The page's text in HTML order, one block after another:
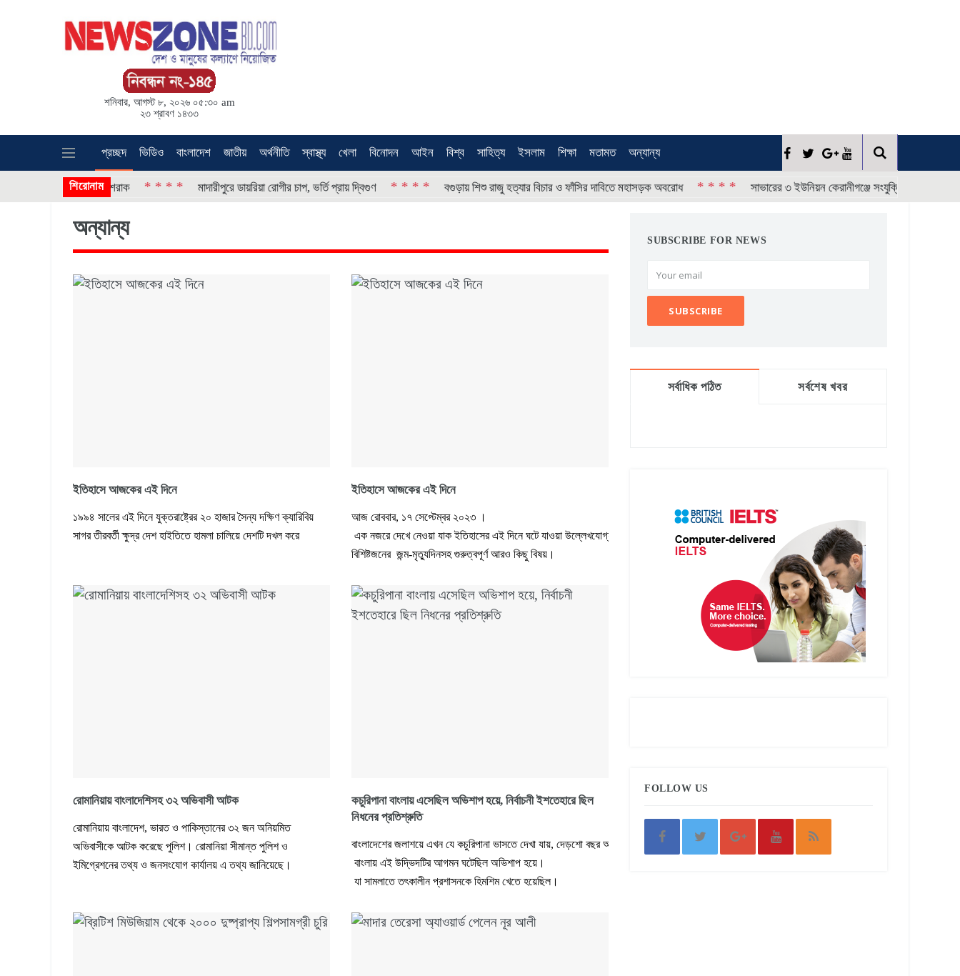
শনিবার, আগস্ট ৮, ২০২৬ ০৫:৩০ am
২৩ শ্রাবণ ১৪৩৩
প্রচ্ছদ ভিডিও বাংলাদেশ জাতীয় অর্থনীতি স্বাস্থ্য খেলা বিনোদন আইন বিশ্ব সাহিত্য ইসলাম শিক্ষা মতামত অন্যান্য
শিরোনাম
ইশরাক * * * * মাদারীপুরে ডায়রিয়া রোগীর চাপ, ভর্তি প্রায় দ্বিগুণ * * * * বগুড়ায় শিশু রাজু হত্যার বিচার ও ফাঁসির দাবিতে মহাসড়ক অবরোধ * * * * সাভারের ৩ ইউনিয়ন কেরানীগঞ্জে সংযুক্তির প্রতিবাদে বিক্ষোভ
অন্যান্য
ইতিহাসে আজকের এই দিনে
১৯৯৪ সালের এই দিনে যুক্তরাষ্ট্রের ২০ হাজার সৈন্য দক্ষিণ ক্যারিবিয়
সাগর তীরবর্তী ক্ষুদ্র দেশ হাইতিতে হামলা চালিয়ে দেশটি দখল করে
ইতিহাসে আজকের এই দিনে
আজ রোববার, ১৭ সেপ্টেম্বর ২০২৩ ।
এক নজরে দেখে নেওয়া যাক ইতিহাসের এই দিনে ঘটে যাওয়া উল্লেখযোগ্য ঘটনা,
বিশিষ্টজনের জন্ম-মৃত্যুদিনসহ গুরুত্বপূর্ণ আরও কিছু বিষয়।
রোমানিয়ায় বাংলাদেশিসহ ৩২ অভিবাসী আটক
রোমানিয়ায় বাংলাদেশ, ভারত ও পাকিস্তানের ৩২ জন অনিয়মিত
অভিবাসীকে আটক করেছে পুলিশ। রোমানিয়া সীমান্ত পুলিশ ও
ইমিগ্রেশনের তথ্য ও জনসংযোগ কার্যালয় এ তথ্য জানিয়েছে।
কচুরিপানা বাংলায় এসেছিল অভিশাপ হয়ে, নির্বাচনী ইশতেহারে ছিল
নিধনের প্রতিশ্রুতি
বাংলাদেশের জলাশয়ে এখন যে কচুরিপানা ভাসতে দেখা যায়, দেড়শো বছর আগেও এর কোন অস্তিত্ব এ অঞ্চলে ছিল না।
বাংলায় এই উদ্ভিদটির আগমন ঘটেছিল অভিশাপ হয়ে।
যা সামলাতে তৎকালীন প্রশাসনকে হিমশিম খেতে হয়েছিল।
SUBSCRIBE FOR NEWS
সর্বাধিক পঠিত সর্বশেষ খবর
FOLLOW US